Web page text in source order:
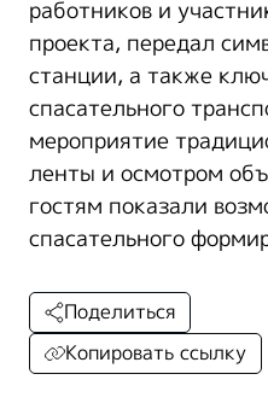
работников и
проекта, передал
станции, а также
спасательного
мероприятие
ленты и осмотром
гостям показали
спасательного
Поделиться
Копировать ссылку